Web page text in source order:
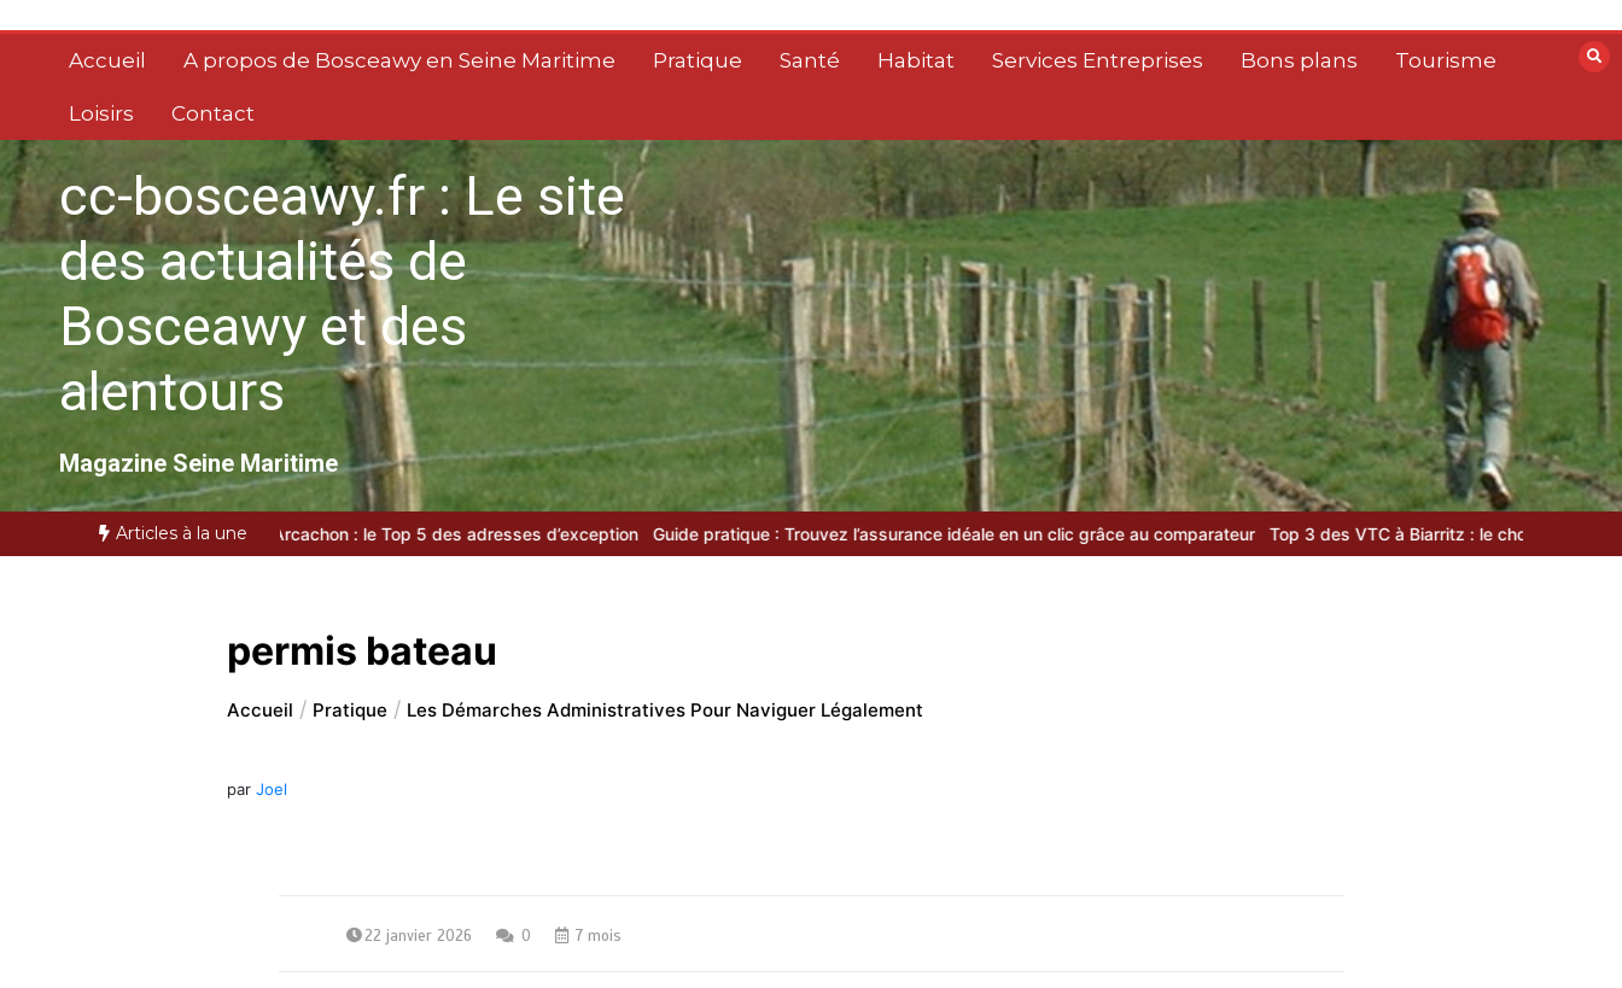
contenuAccueil A propos de Bosceawy en Seine Maritime Pratique Santé Habitat Services Entreprises Bons plans Tourisme
Loisirs Contact
cc-bosceawy.fr : Le site
des actualités de
Bosceawy et des
alentours
Magazine Seine Maritime
Articles à la une
VTC bassin d’Arcachon : le Top 5 des adresses d’exception Guide pratique : Trouvez l’assurance idéale en un clic grâce au comparateur Top 3 des VTC à Biarritz : le choix de la rédaction locale
permis bateau
Accueil Pratique Les Démarches Administratives Pour Naviguer Légalement
parJoel
22 janvier 2026 0 7 mois